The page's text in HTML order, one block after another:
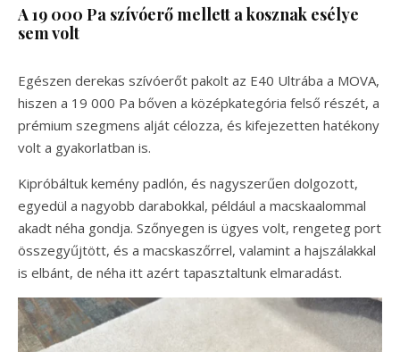
A 19 000 Pa szívóerő mellett a kosznak esélye
sem volt
Egészen derekas szívóerőt pakolt az E40 Ultrába a MOVA,
hiszen a 19 000 Pa bőven a középkategória felső részét, a
prémium szegmens alját célozza, és kifejezetten hatékony
volt a gyakorlatban is.
Kipróbáltuk kemény padlón, és nagyszerűen dolgozott,
egyedül a nagyobb darabokkal, például a macskaalommal
akadt néha gondja. Szőnyegen is ügyes volt, rengeteg port
összegyűjtött, és a macskaszőrrel, valamint a hajszálakkal
is elbánt, de néha itt azért tapasztaltunk elmaradást.